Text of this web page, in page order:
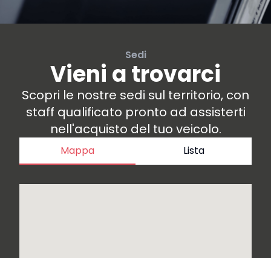
Sedi
Vieni a trovarci
Scopri le nostre sedi sul territorio, con
staff qualificato pronto ad assisterti
nell'acquisto del tuo veicolo.
Mappa Lista